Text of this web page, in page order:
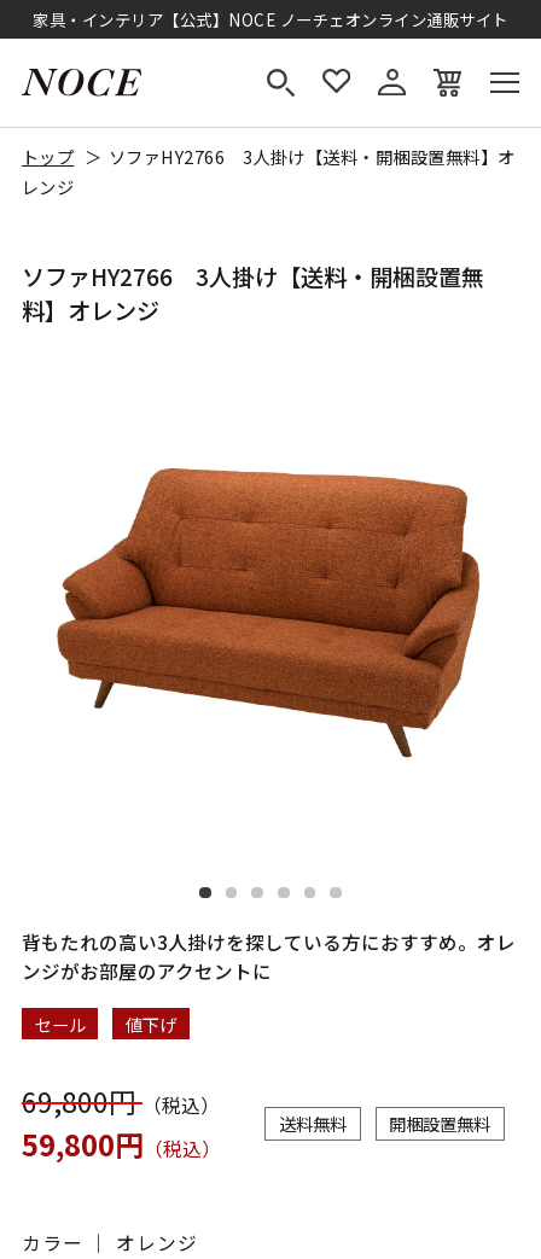
家具・インテリア【公式】NOCE ノーチェオンライン通販サイト
トップ
ソファHY2766 3人掛け【送料・開梱設置無料】オ
レンジ
ソファHY2766 3人掛け【送料・開梱設置無
料】オレンジ
背もたれの高い3人掛けを探している方におすすめ。オレ
ンジがお部屋のアクセントに
セール 値下げ
69,800円（税込）
59,800円 （税込）
送料無料 開梱設置無料
カラー ｜ オレンジ